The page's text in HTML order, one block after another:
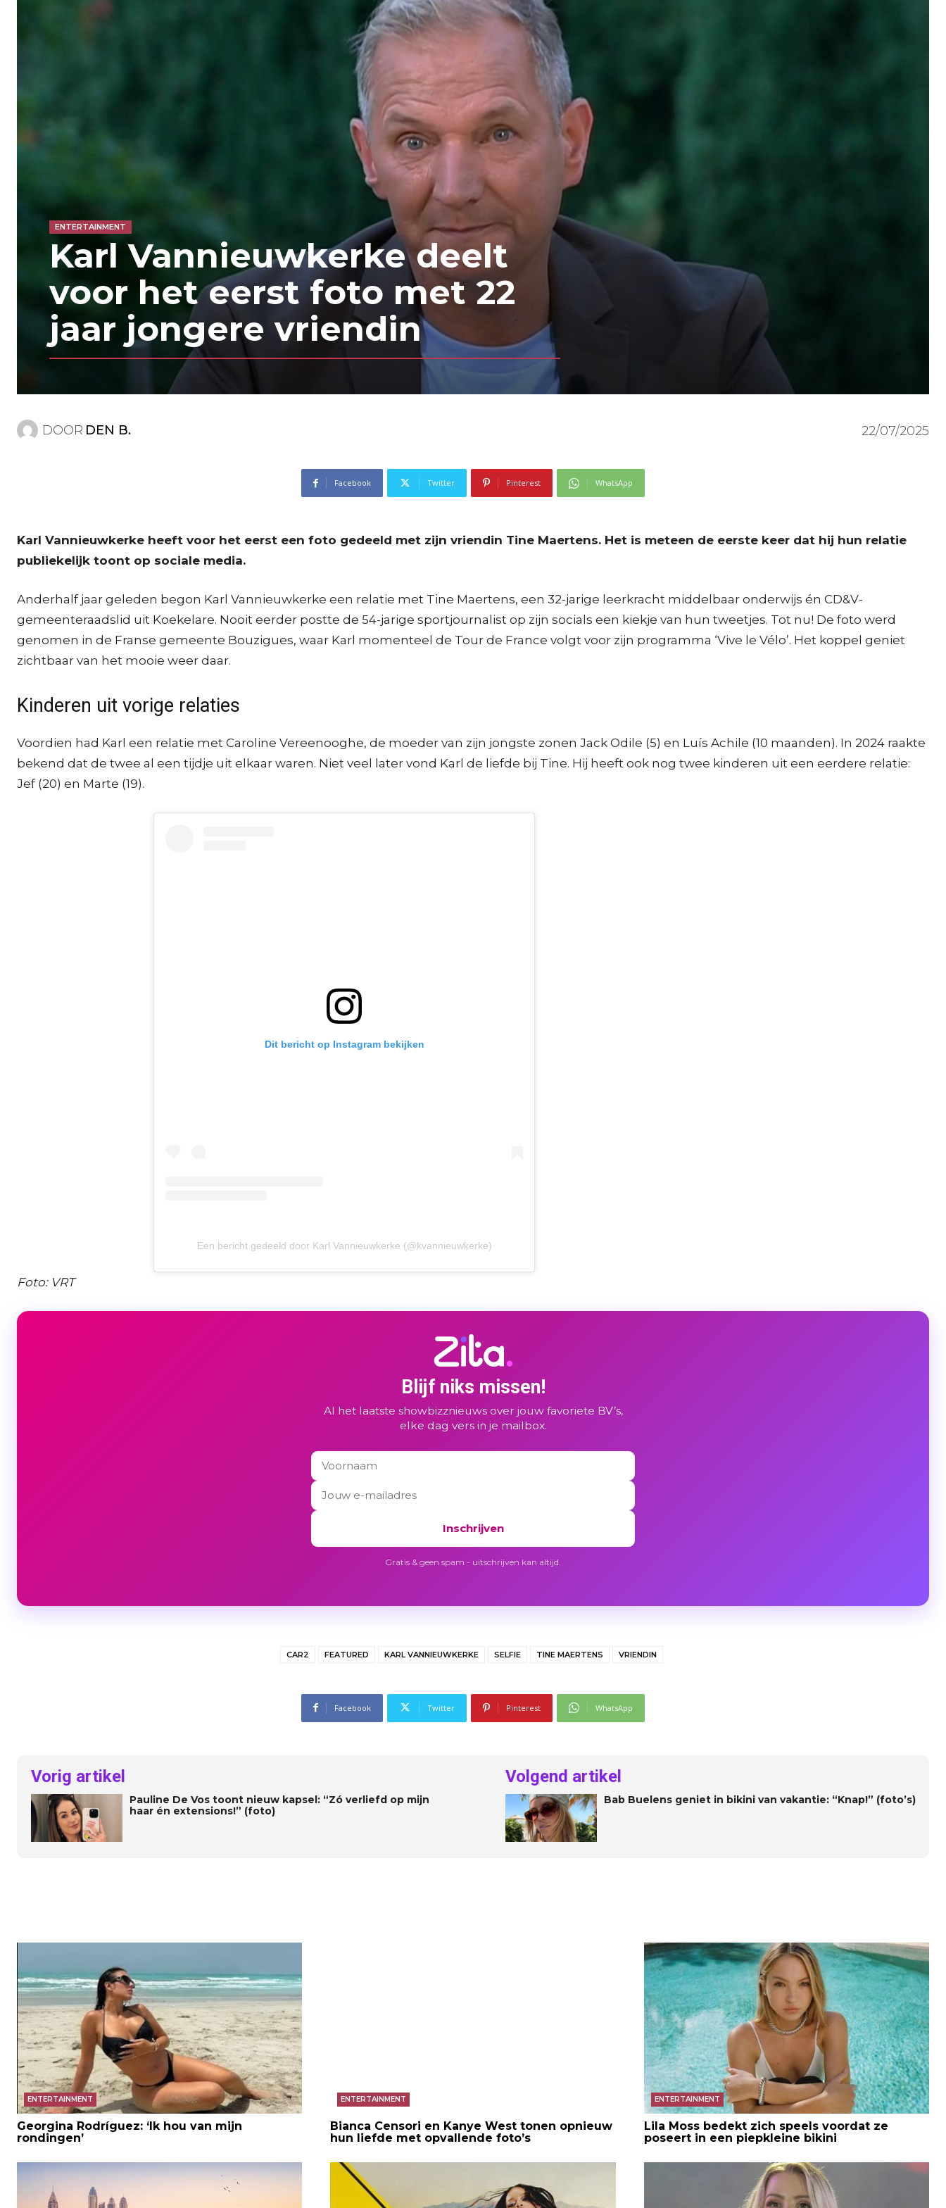
ENTERTAINMENT
Karl Vannieuwkerke deelt
voor het eerst foto met 22
jaar jongere vriendin
DOOR DEN B. 22/07/2025
Facebook Twitter Pinterest WhatsApp
Karl Vannieuwkerke heeft voor het eerst een foto gedeeld met zijn vriendin Tine Maertens. Het is meteen de eerste keer dat hij hun relatie
publiekelijk toont op sociale media.
Anderhalf jaar geleden begon Karl Vannieuwkerke een relatie met Tine Maertens, een 32-jarige leerkracht middelbaar onderwijs én CD&V-
gemeenteraadslid uit Koekelare. Nooit eerder postte de 54-jarige sportjournalist op zijn socials een kiekje van hun tweetjes. Tot nu! De foto werd
genomen in de Franse gemeente Bouzigues, waar Karl momenteel de Tour de France volgt voor zijn programma ‘Vive le Vélo’. Het koppel geniet
zichtbaar van het mooie weer daar.
Kinderen uit vorige relaties
Voordien had Karl een relatie met Caroline Vereenooghe, de moeder van zijn jongste zonen Jack Odile (5) en Luís Achile (10 maanden). In 2024 raakte
bekend dat de twee al een tijdje uit elkaar waren. Niet veel later vond Karl de liefde bij Tine. Hij heeft ook nog twee kinderen uit een eerdere relatie:
Jef (20) en Marte (19).
Dit bericht op Instagram bekijken
Een bericht gedeeld door Karl Vannieuwkerke (@kvannieuwkerke)
Foto: VRT
Blijf niks missen!
Al het laatste showbizznieuws over jouw favoriete BV’s,
elke dag vers in je mailbox.
Inschrijven
Gratis & geen spam - uitschrijven kan altijd.
CAR2 FEATURED KARL VANNIEUWKERKE SELFIE TINE MAERTENS VRIENDIN
Facebook Twitter Pinterest WhatsApp
Vorig artikel
Pauline De Vos toont nieuw kapsel: “Zó verliefd op mijn
haar én extensions!” (foto)
Volgend artikel
Bab Buelens geniet in bikini van vakantie: “Knap!” (foto’s)
ENTERTAINMENT
Georgina Rodríguez: ‘Ik hou van mijn
rondingen’
ENTERTAINMENT
Bianca Censori en Kanye West tonen opnieuw
hun liefde met opvallende foto’s
ENTERTAINMENT
Lila Moss bedekt zich speels voordat ze
poseert in een piepkleine bikini